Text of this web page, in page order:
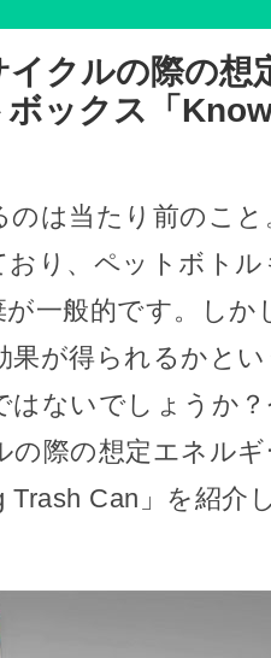
クルの際の想
ックス「
のは当たり前のこ
おり、ペットボト
一般的です。し
果が得られるかと
はないでしょうか
の際の想定エネル
Trash Can」を紹介